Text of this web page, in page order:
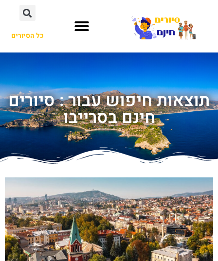
כל הסיורים
תוצאות חיפוש עבור : סיורים
חינם בסרייבו